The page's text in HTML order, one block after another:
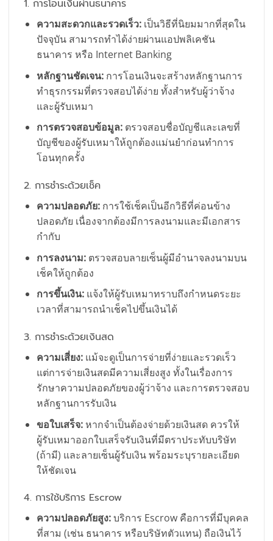
1. การโอนเงินผ่านธนาคาร
ความสะดวกและรวดเร็ว:เป็นวิธีที่นิยมมากที่สุดใน
ปัจจุบัน สามารถทำได้ง่ายผ่านแอปพลิเคชัน
ธนาคาร หรือ Internet Banking
หลักฐานชัดเจน:การโอนเงินจะสร้างหลักฐานการ
ทำธุรกรรมที่ตรวจสอบได้ง่าย ทั้งสำหรับผู้ว่าจ้าง
และผู้รับเหมา
การตรวจสอบข้อมูล:ตรวจสอบชื่อบัญชีและเลขที่
บัญชีของผู้รับเหมาให้ถูกต้องแม่นยำก่อนทำการ
โอนทุกครั้ง
2. การชำระด้วยเช็ค
ความปลอดภัย:การใช้เช็คเป็นอีกวิธีที่ค่อนข้าง
ปลอดภัย เนื่องจากต้องมีการลงนามและมีเอกสาร
กำกับ
การลงนาม:ตรวจสอบลายเซ็นผู้มีอำนาจลงนามบน
เช็คให้ถูกต้อง
การขึ้นเงิน:แจ้งให้ผู้รับเหมาทราบถึงกำหนดระยะ
เวลาที่สามารถนำเช็คไปขึ้นเงินได้
3. การชำระด้วยเงินสด
ความเสี่ยง:แม้จะดูเป็นการจ่ายที่ง่ายและรวดเร็ว
แต่การจ่ายเงินสดมีความเสี่ยงสูง ทั้งในเรื่องการ
รักษาความปลอดภัยของผู้ว่าจ้าง และการตรวจสอบ
หลักฐานการรับเงิน
ขอใบเสร็จ:หากจำเป็นต้องจ่ายด้วยเงินสด ควรให้
ผู้รับเหมาออกใบเสร็จรับเงินที่มีตราประทับบริษัท
(ถ้ามี) และลายเซ็นผู้รับเงิน พร้อมระบุรายละเอียด
ให้ชัดเจน
4. การใช้บริการ Escrow
ความปลอดภัยสูง:บริการ Escrow คือการที่มีบุคคล
ที่สาม (เช่น ธนาคาร หรือบริษัทตัวแทน) ถือเงินไว้